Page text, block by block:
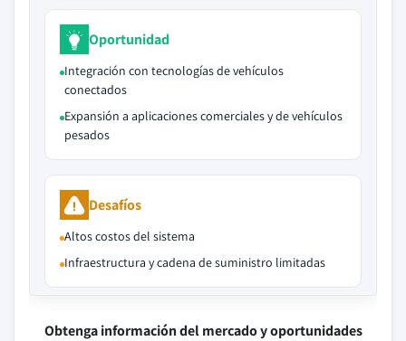
Oportunidad
Integración con tecnologías de vehículos
conectados
Expansión a aplicaciones comerciales y de vehículos
pesados
Desafíos
Altos costos del sistema
Infraestructura y cadena de suministro limitadas
Obtenga información del mercado y oportunidades